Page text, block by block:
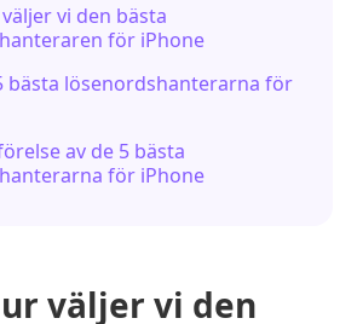
vi den bästa
för iPhone
bästa lösenordshanterarna för
av de 5 bästa
för iPhone
väljer vi den